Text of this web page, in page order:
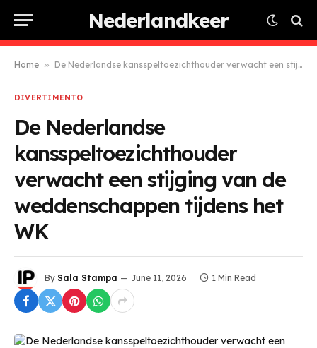
Nederlandkeer
Home » De Nederlandse kansspeltoezichthouder verwacht een stijging van de weddenschappen tijdens het WK
DIVERTIMENTO
De Nederlandse
kansspeltoezichthouder
verwacht een stijging van de
weddenschappen tijdens het
WK
By Sala Stampa June 11, 2026 1 Min Read